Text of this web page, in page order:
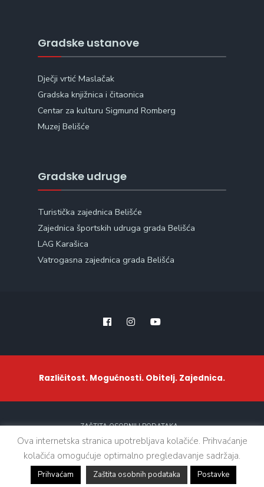
Gradske ustanove
Dječji vrtić Maslačak
Gradska knjižnica i čitaonica
Centar za kulturu Sigmund Romberg
Muzej Belišće
Gradske udruge
Turistička zajednica Belišće
Zajednica športskih udruga grada Belišća
LAG Karašica
Vatrogasna zajednica grada Belišća
Različitost. Mogućnosti. Obitelj. Zajednica.
ZAŠTITA OSOBNIH PODATAKA
Sva prava zadržana. © 2021 - Grad Belišće
Ova internetska stranica upotrebljava kolačiće. Prihvaćanje
kolačića omogućuje optimalno pregledavanje sadržaja.
Prihvaćam Zaštita osobnih podataka Postavke